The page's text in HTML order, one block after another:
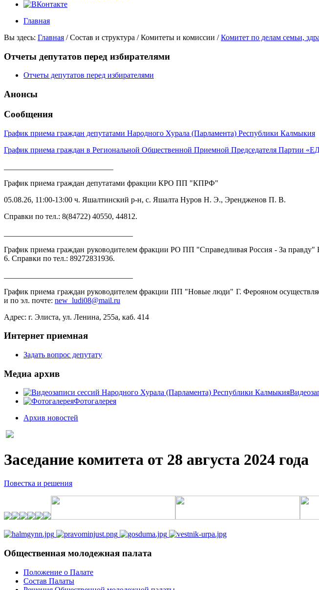
Главная
Вы здесь: Главная /Состав и структура /Комитеты и комиссии /Комитет по делам семьи,
Отчеты депутатов перед избирателями
Отчеты депутатов перед избирателями
Анонсы
Сообщения
График приема граждан депутатами Народного Хурала (Парламента) Республики Калмыкия
График приема граждан в Региональной Общественной Приемной Председателя
График приема граждан депутатами фракции КРО ПП "КПРФ"
05.08.26, 11:00-13:00 ч. Яшалтинский р-н, с. Яшалта Нуров Н. Э., Эрендженов П. В.
Справки по тел.: 8(84722) 40550, 44812.
График приема граждан руководителем фракции РО ПП "Справедливая Россия - За
6. Справки по тел.: 89272831936.
График приема граждан руководителем фракции ПП "Новые люди" Г. Ферояном
и по эл. почте: new_ludi08@mail.ru
Адрес: г. Элиста, ул. Ленина, 255а, каб. 414
Интернет приемная
Задать вопрос депутату
Медиа архив
Фотогалерея
Архив новостей
Заседание комитета от 28 августа 2024 года
Повестка и решения
Общественная молодежная палата
Положение о Палате
Состав Палаты